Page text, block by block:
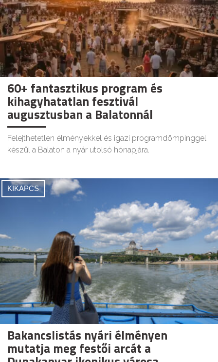
60+ fantasztikus program és
kihagyhatatlan fesztivál
augusztusban a Balatonnál
Felejthetetlen élményekkel és igazi programdömpinggel
készül a Balaton a nyár utolsó hónapjára.
KIKAPCS
Bakancslistás nyári élményen
mutatja meg festői arcát a